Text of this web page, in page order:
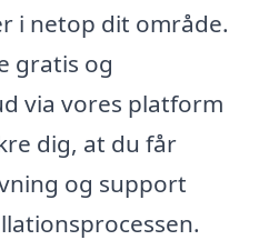
i netop dit område.
gratis og
via vores platform
dig, at du får
og support